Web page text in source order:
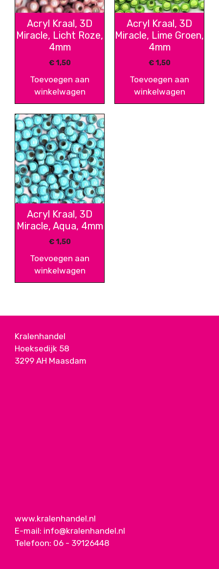
Acryl Kraal, 3D
Miracle, Licht Roze,
4mm
€1,50
Toevoegen aan
winkelwagen
Acryl Kraal, 3D
Miracle, Lime Groen,
4mm
€1,50
Toevoegen aan
winkelwagen
Acryl Kraal, 3D
Miracle, Aqua, 4mm
€1,50
Toevoegen aan
winkelwagen
Kralenhandel
Hoeksedijk 58
3299 AH Maasdam
www.kralenhandel.nl
E-mail: info@kralenhandel.nl
Telefoon: 06 - 39126448